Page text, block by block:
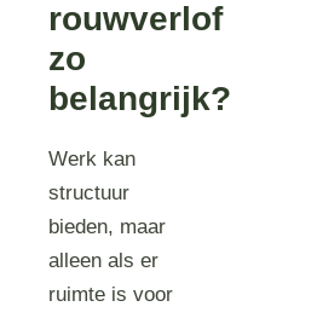
rouwverlof
zo
belangrijk?
Werk kan
structuur
bieden, maar
alleen als er
ruimte is voor